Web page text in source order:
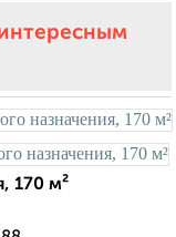
170 м²